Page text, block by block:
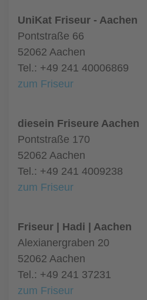
UniKat Friseur - Aachen
Pontstraße 66
52062 Aachen
Tel.: +49 241 40006869
zum Friseur
diesein Friseure Aachen
Pontstraße 170
52062 Aachen
Tel.: +49 241 4009238
zum Friseur
Friseur | Hadi | Aachen
Alexianergraben 20
52062 Aachen
Tel.: +49 241 37231
zum Friseur